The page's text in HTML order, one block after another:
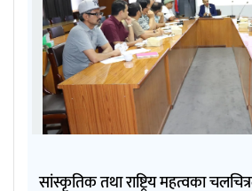
सांस्कृतिक तथा राष्ट्रिय महत्वका